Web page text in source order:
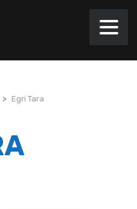
> Egri Tara